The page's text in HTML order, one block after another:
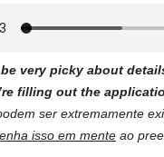
very picky about
filling out the
ser extremamente
isso em mente ao